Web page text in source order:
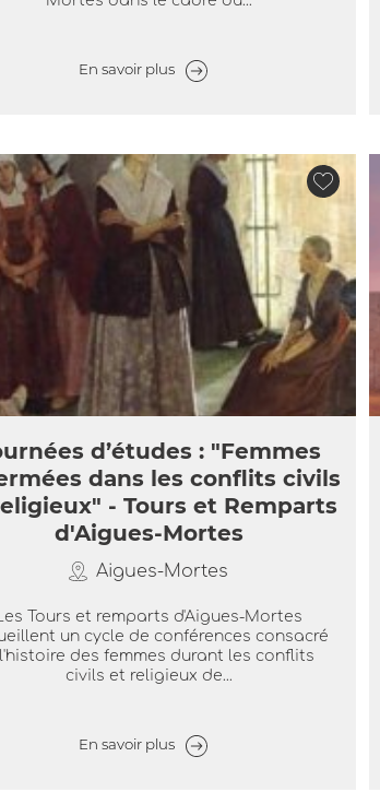
En savoir plus
d’études : "Femmes
dans les conflits civils
- Tours et Remparts
d'Aigues-Mortes
Aigues-Mortes
Tours et remparts d'Aigues-Mortes
un cycle de conférences consacré
des femmes durant les conflits
civils et religieux de...
En savoir plus